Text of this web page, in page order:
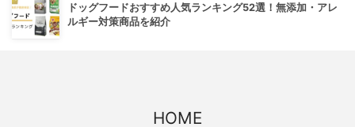
ドッグフードおすすめ人気ランキング52選！無添加・アレ
ルギー対策商品を紹介
HOME